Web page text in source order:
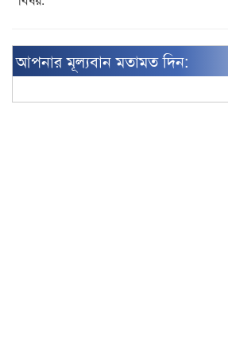
আপনার মূল্যবান মতামত দিন: